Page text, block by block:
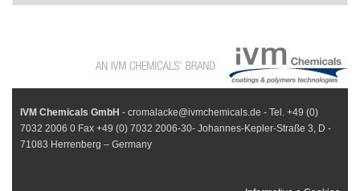
IVM Chemicals GmbH - cromalacke@ivmchemicals.de - Tel. +49 (0)
7032 2006 0 Fax +49 (0) 7032 2006-30- Johannes-Kepler-Straße 3, D -
71083 Herrenberg – Germany